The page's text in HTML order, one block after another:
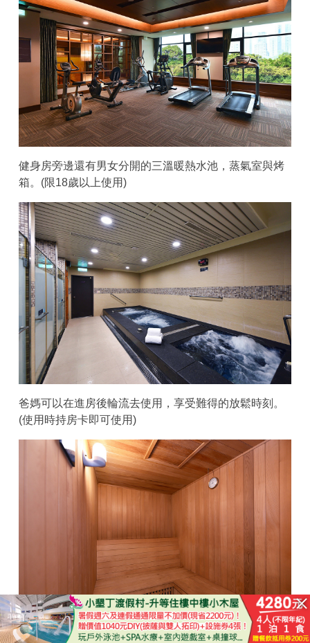
健身房旁邊還有男女分開的三溫暖熱水池，蒸氣室與烤
箱。(限18歲以上使用)
爸媽可以在進房後輪流去使用，享受難得的放鬆時刻。
(使用時持房卡即可使用)
第二天早餐在2樓的繽紛Vivid Space餐廳享用，早餐開
已結束